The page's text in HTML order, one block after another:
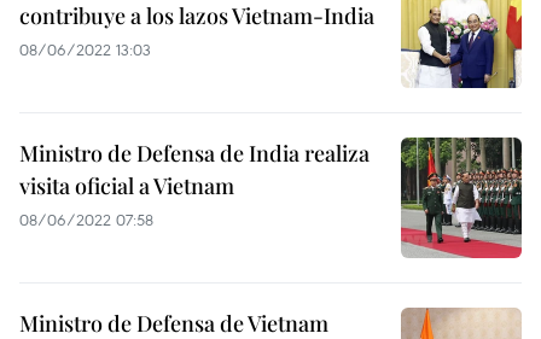
contribuye a los lazos Vietnam-India
08/06/2022 13:03
Ministro de Defensa de India realiza
visita oficial a Vietnam
08/06/2022 07:58
Ministro de Defensa de Vietnam